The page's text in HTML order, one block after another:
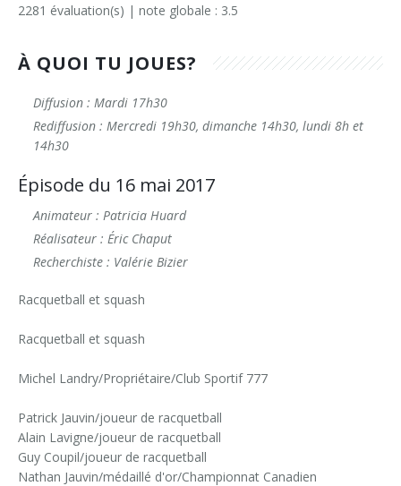
2281 évaluation(s) | note globale : 3.5
À QUOI TU JOUES?
Diffusion : Mardi 17h30
Rediffusion : Mercredi 19h30, dimanche 14h30, lundi 8h et
14h30
Épisode du 16 mai 2017
Animateur : Patricia Huard
Réalisateur : Éric Chaput
Recherchiste : Valérie Bizier
Racquetball et squash
Racquetball et squash
Michel Landry/Propriétaire/Club Sportif 777
Patrick Jauvin/joueur de racquetball
Alain Lavigne/joueur de racquetball
Guy Coupil/joueur de racquetball
Nathan Jauvin/médaillé d'or/Championnat Canadien